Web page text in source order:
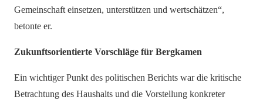
Gemeinschaft einsetzen, unterstützen und wertschätzen“,
betonte er.
Zukunftsorientierte Vorschläge für Bergkamen
Ein wichtiger Punkt des politischen Berichts war die kritische
Betrachtung des Haushalts und die Vorstellung konkreter